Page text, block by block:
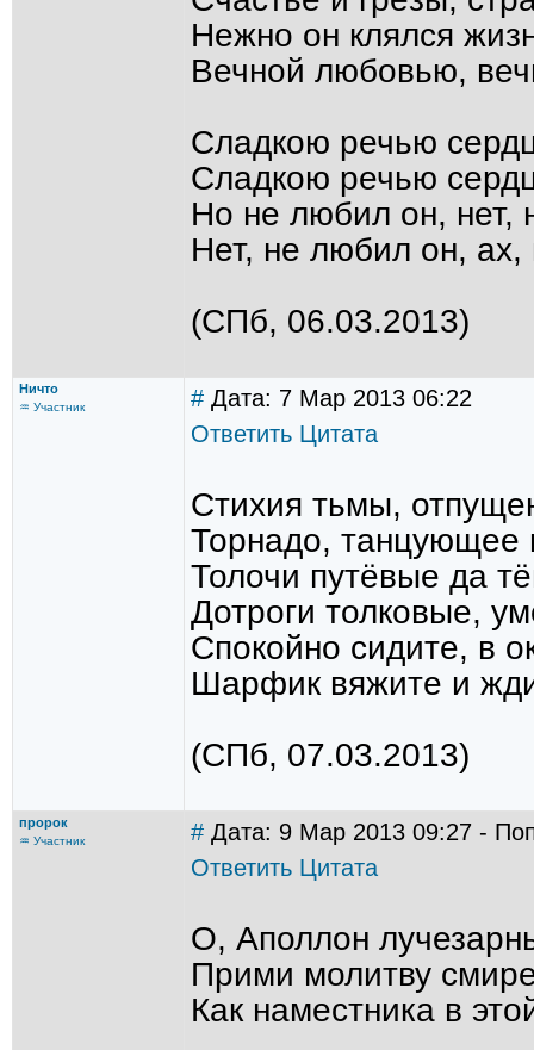
Нежно он клялся
Вечной любовью,
Сладкою речью
Сладкою речью
Но не любил он, нет,
Нет, не любил он,
(СПб, 06.03.2013)
Ничто
♒ Участник # Дата: 7 Мар 2013 06:22
Ответить Цитата
Стихия тьмы,
Торнадо, танцующее
Толочи путёвые да
Дотроги толковые,
Спокойно сидите, в
Шарфик вяжите и
(СПб, 07.03.2013)
пророк
♒ Участник # Дата: 9 Мар 2013 09:27 -
Ответить Цитата
О, Аполлон
Прими молитву
Как наместника в